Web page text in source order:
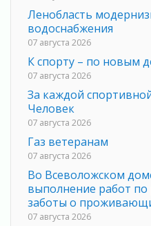
Ленобласть
водоснабжения
07 августа 2026
К спорту – по новым
07 августа 2026
За каждой
Человек
07 августа 2026
Газ ветеранам
07 августа 2026
Во Всеволожском
выполнение работ
заботы о
07 августа 2026